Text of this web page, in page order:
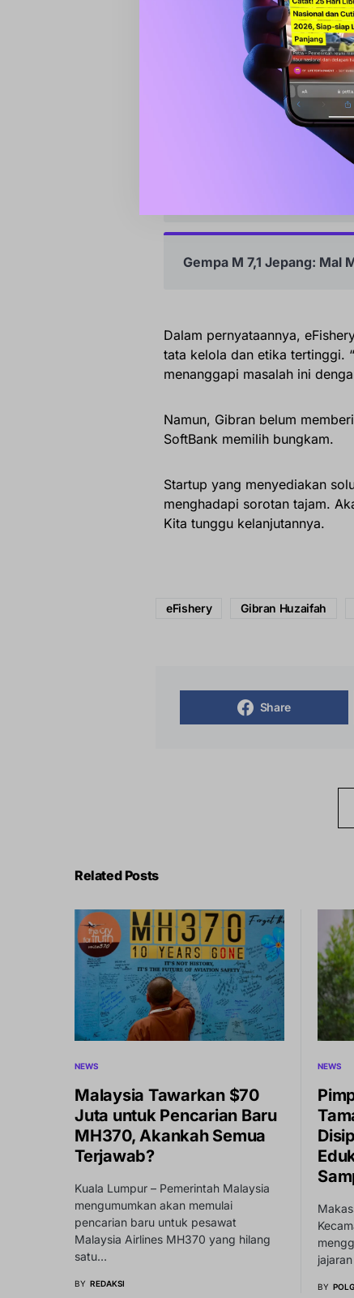
sektor perikanan dengan
didukung oleh investor
Dewan direksi pun bertindak
bersama Chief Product
Desember 2024. Adhy
Sapi Kurban 908 Kg dari
Gempa M 7,1 Jepang:
Dalam pernyataannya,
tata kelola dan etika tertinggi.
menanggapi masalah ini
Namun, Gibran belum
SoftBank memilih bungkam.
Startup yang menyediakan
menghadapi sorotan tajam.
Kita tunggu kelanjutannya.
eFishery Gibran Huzaifah
Share
Related Posts
NEWS
Malaysia Tawarkan $70
Juta untuk Pencarian Baru
MH370, Akankah Semua
Terjawab?
Kuala Lumpur – Pemerintah Malaysia
mengumumkan akan memulai
pencarian baru untuk pesawat
Malaysia Airlines MH370 yang hilang
satu…
BY REDAKSI
NEWS
BY